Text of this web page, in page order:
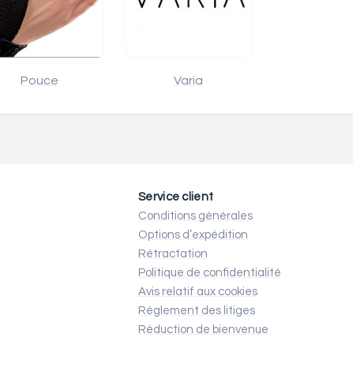
Pouce Varia
Service client
Conditions générales
Options d’expédition
Rétractation
Politique de confidentialité
Avis relatif aux cookies
Règlement des litiges
Réduction de bienvenue